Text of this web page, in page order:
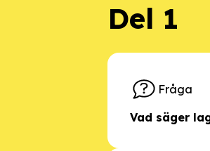
Del 1
Fråga
Vad säger